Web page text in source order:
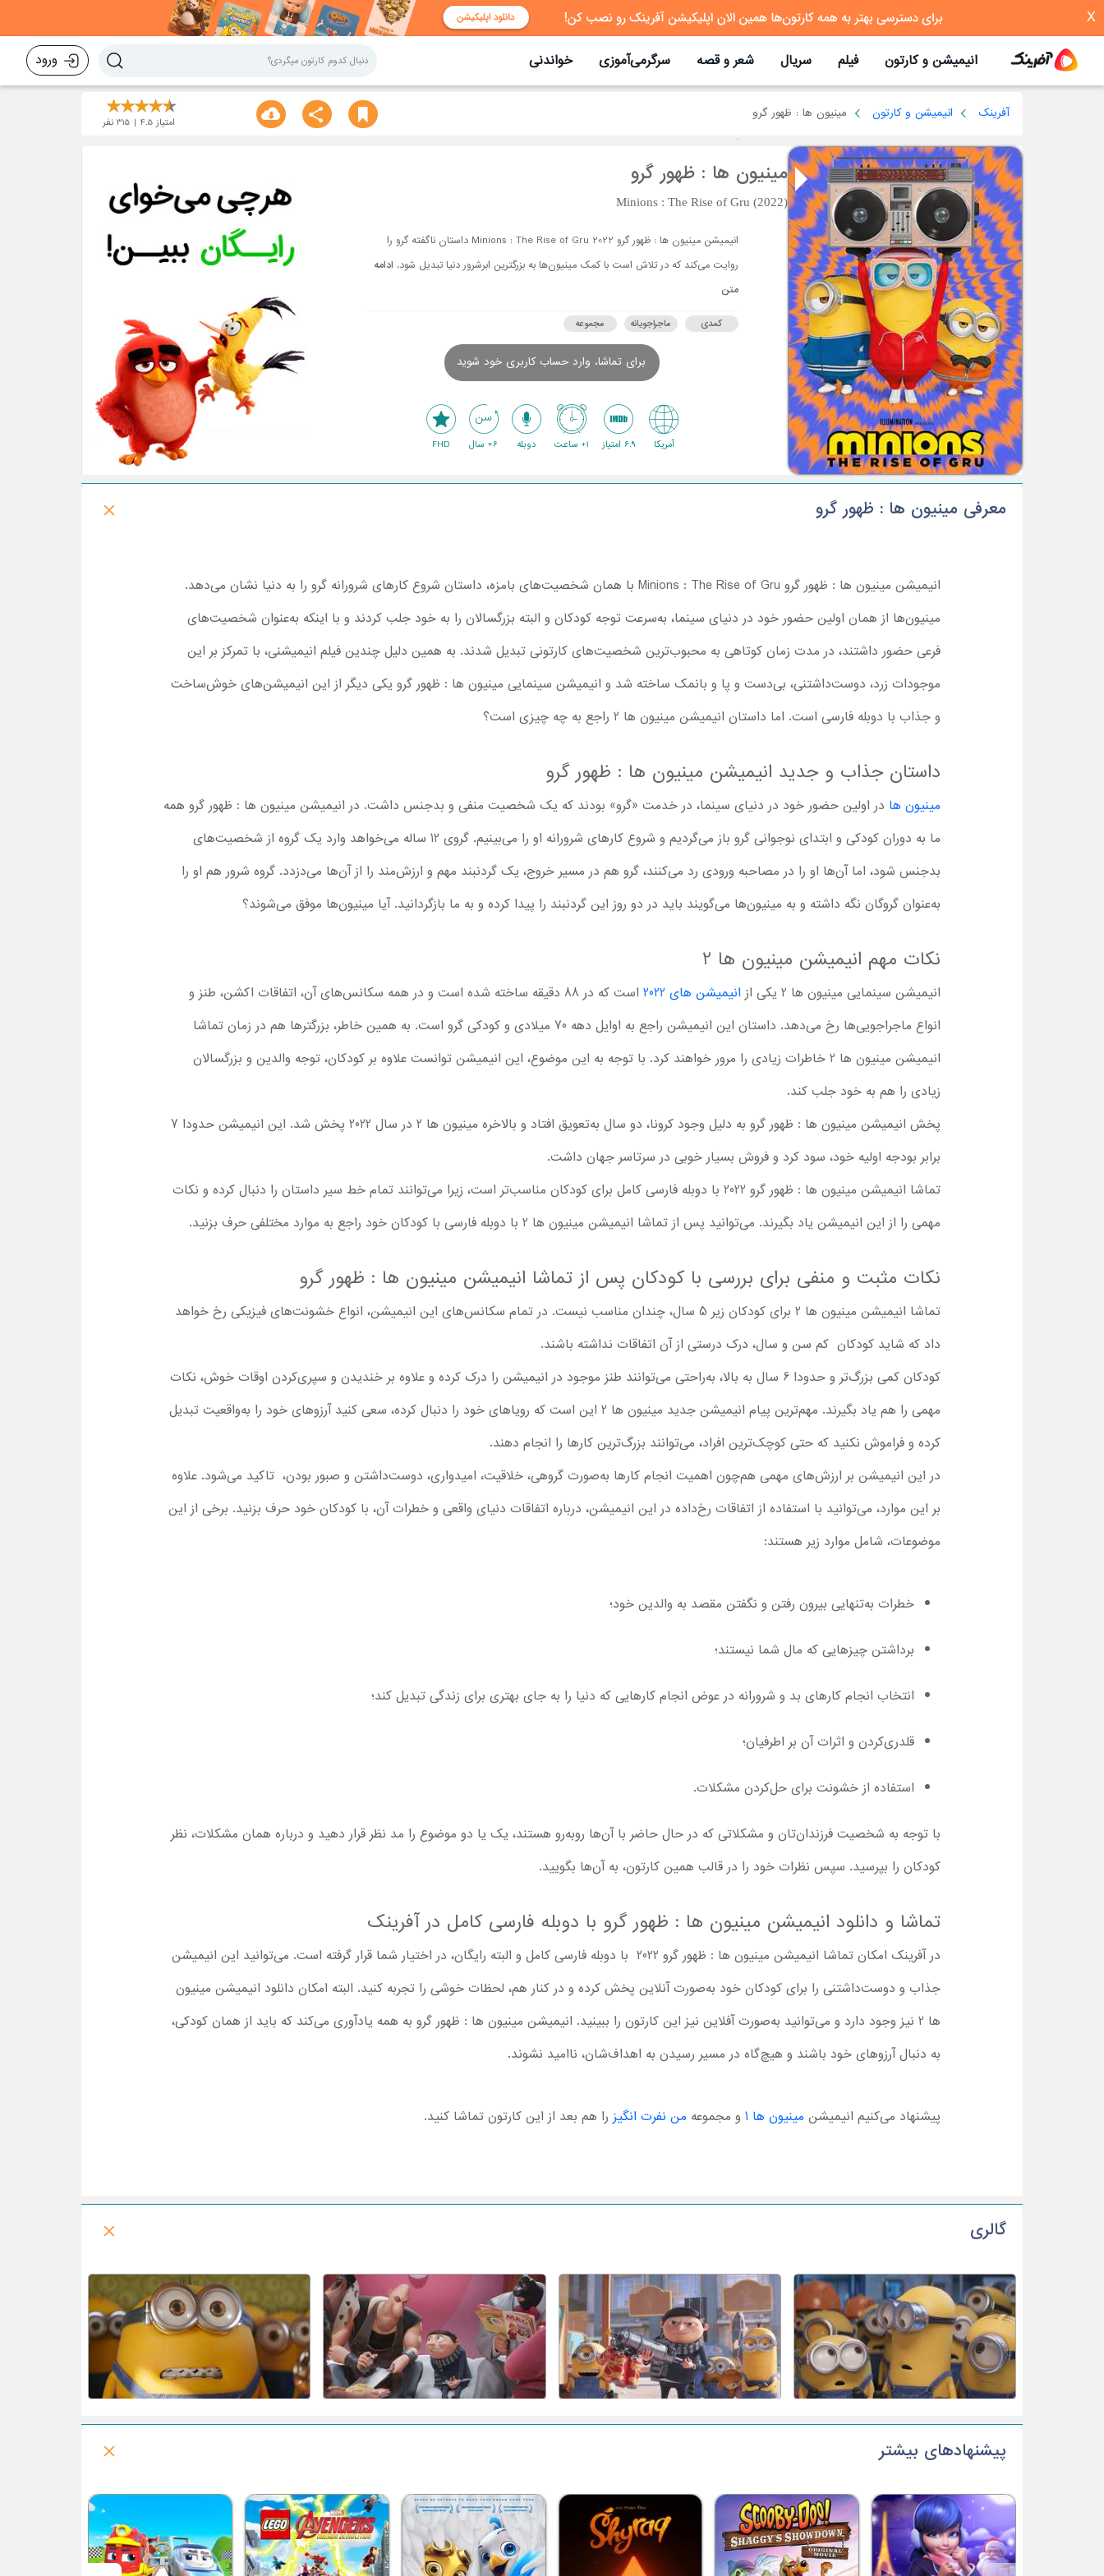
X
انیمیشن و کارتون فیلم سریال شعر و قصه سرگرمی‌آموزی خواندنی ورود
آفرینک انیمیشن و کارتون مینیون ها : ظهور گرو
امتیاز 4.5
315نفر
مینیون ها : ظهور گرو
Minions : The Rise of Gru (2022)
انیمیشن مینیون ها : ظهور گرو Minions : The Rise of Gru 2022 داستان ناگفته گرو را
روایت می‌کند که در تلاش است با کمک مینیون‌ها به بزرگترین ابرشرور دنیا تبدیل شود. ادامه
متن
کمدی ماجراجویانه مجموعه
برای تماشا، وارد حساب کاربری خود شوید
آمریکا 6.9 امتیاز 1+ ساعت دوبله 6+ سال FHD
معرفی مینیون ها : ظهور گرو
انیمیشن مینیون ها : ظهور گرو Minions : The Rise of Gru با همان شخصیت‌های بامزه، داستان شروع کارهای شرورانه گرو را به دنیا نشان می‌دهد.
مینیون‌ها از همان اولین حضور خود در دنیای سینما، به‌سرعت توجه کودکان و البته بزرگسالان را به خود جلب کردند و با اینکه به‌عنوان شخصیت‌های
فرعی حضور داشتند، در مدت زمان کوتاهی به محبوب‌ترین شخصیت‌های کارتونی تبدیل شدند. به همین دلیل چندین فیلم انیمیشنی، با تمرکز بر این
موجودات زرد، دوست‌داشتنی، بی‌دست و پا و بانمک ساخته شد و انیمیشن سینمایی مینیون ها : ظهور گرو یکی دیگر از این انیمیشن‌های خوش‌ساخت
و جذاب با دوبله فارسی است. اما داستان انیمیشن مینیون ها 2 راجع به چه چیزی است؟
داستان جذاب و جدید انیمیشن مینیون ها : ظهور گرو
مینیون‌ ها در اولین حضور خود در دنیای سینما، در خدمت «گرو» بودند که یک شخصیت منفی و بدجنس داشت. در انیمیشن مینیون ها : ظهور گرو همه
ما به دوران کودکی و ابتدای نوجوانی گرو باز می‌گردیم و شروع کارهای شرورانه او را می‌بینیم. گروی 12 ساله می‌خواهد وارد یک گروه از شخصیت‌های
بدجنس شود، اما آن‌ها او را در مصاحبه ورودی رد می‌کنند، گرو هم در مسیر خروج، یک گردنبند مهم و ارزش‌مند را از آن‌ها می‌دزدد. گروه شرور هم او را
به‌عنوان گروگان نگه داشته و به مینیون‌ها می‌گویند باید در دو روز این گردنبند را پیدا کرده و به ما بازگردانید. آیا مینیون‌ها موفق می‌شوند؟
نکات مهم انیمیشن مینیون ها 2
انیمیشن سینمایی مینیون ها 2 یکی از انیمیشن های 2022
است که در 88 دقیقه ساخته شده است و در همه سکانس‌های آن، اتفاقات اکشن، طنز و
انواع ماجراجویی‌ها رخ می‌دهد. داستان این انیمیشن راجع به اوایل دهه 70 میلادی و کودکی گرو است. به همین خاطر، بزرگترها هم در زمان تماشا
انیمیشن مینیون ها 2 خاطرات زیادی را مرور خواهند کرد. با توجه به این موضوع، این انیمیشن توانست علاوه بر کودکان، توجه والدین و بزرگسالان
زیادی را هم به خود جلب کند.
پخش انیمیشن مینیون ها : ظهور گرو به دلیل وجود کرونا، دو سال به‌تعویق افتاد و بالاخره مینیون ها 2 در سال 2022 پخش شد. این انیمیشن حدودا 7
برابر بودجه اولیه خود، سود کرد و فروش بسیار خوبی در سرتاسر جهان داشت.
تماشا انیمیشن مینیون ها : ظهور گرو 2022 با دوبله فارسی کامل برای کودکان مناسب‌تر است، زیرا می‌توانند تمام خط سیر داستان را دنبال کرده و نکات
مهمی را از این انیمیشن یاد بگیرند. می‌توانید پس از تماشا انیمیشن مینیون ها 2 با دوبله فارسی با کودکان خود راجع به موارد مختلفی حرف بزنید.
نکات مثبت و منفی برای بررسی با کودکان پس از تماشا انیمیشن مینیون ها : ظهور گرو
تماشا انیمیشن مینیون ها 2 برای کودکان زیر 5 سال، چندان مناسب نیست. در تمام سکانس‌های این انیمیشن، انواع خشونت‌های فیزیکی رخ خواهد
داد که شاید کودکان کم سن و سال، درک درستی از آن اتفاقات نداشته باشند.
کودکان کمی بزرگ‌تر و حدودا 6 سال به بالا، به‌راحتی می‌توانند طنز موجود در انیمیشن را درک کرده و علاوه بر خندیدن و سپری‌کردن اوقات خوش، نکات
مهمی را هم یاد بگیرند. مهم‌ترین پیام انیمیشن جدید مینیون ها 2 این است که رویاهای خود را دنبال کرده، سعی کنید آرزوهای خود را به‌واقعیت تبدیل
کرده و فراموش نکنید که حتی کوچک‌ترین افراد، می‌توانند بزرگ‌ترین کارها را انجام دهند.
در این انیمیشن بر ارزش‌های مهمی هم‌چون اهمیت انجام کارها به‌صورت گروهی، خلاقیت، امیدواری، دوست‌داشتن و صبور بودن، تاکید می‌شود. علاوه
بر این موارد، می‌توانید با استفاده از اتفاقات رخ‌داده در این انیمیشن، درباره اتفاقات دنیای واقعی و خطرات آن، با کودکان خود حرف بزنید. برخی از این
موضوعات، شامل موارد زیر هستند:
خطرات به‌تنهایی بیرون رفتن و نگفتن مقصد به والدین خود؛
برداشتن چیزهایی که مال شما نیستند؛
انتخاب انجام کارهای بد و شرورانه در عوض انجام کارهایی که دنیا را به جای بهتری برای زندگی تبدیل کند؛
قلدری‌کردن و اثرات آن بر اطرفیان؛
استفاده از خشونت برای حل‌کردن مشکلات.
با توجه به شخصیت فرزندان‌تان و مشکلاتی که در حال حاضر با آن‌ها روبه‌رو هستند، یک یا دو موضوع را مد نظر قرار دهید و درباره همان مشکلات، نظر
کودکان را بپرسید. سپس نظرات خود را در قالب همین کارتون، به آن‌ها بگویید.
تماشا و دانلود انیمیشن مینیون ها : ظهور گرو با دوبله فارسی کامل در آفرینک
در آفرینک امکان تماشا انیمیشن مینیون ها : ظهور گرو 2022 با دوبله فارسی کامل و البته رایگان، در اختیار شما قرار گرفته است. می‌توانید این انیمیشن
جذاب و دوست‌داشتنی را برای کودکان خود به‌صورت آنلاین پخش کرده و در کنار هم، لحظات خوشی را تجربه کنید. البته امکان دانلود انیمیشن مینیون
ها 2 نیز وجود دارد و می‌توانید به‌صورت آفلاین نیز این کارتون را ببینید. انیمیشن مینیون ها : ظهور گرو به همه یادآوری می‌کند که باید از همان کودکی،
به دنبال آرزوهای خود باشند و هیچ‌گاه در مسیر رسیدن به اهداف‌شان، ناامید نشوند.
پیشنهاد می‌کنیم انیمیشن مینیون ها 1 و مجموعه من نفرت انگیز را هم بعد از این کارتون تماشا کنید.
گالری
پیشنهادهای بیشتر